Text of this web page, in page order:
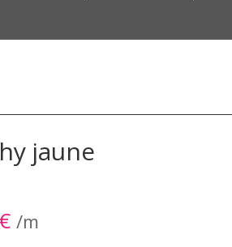
jaune
€ /m